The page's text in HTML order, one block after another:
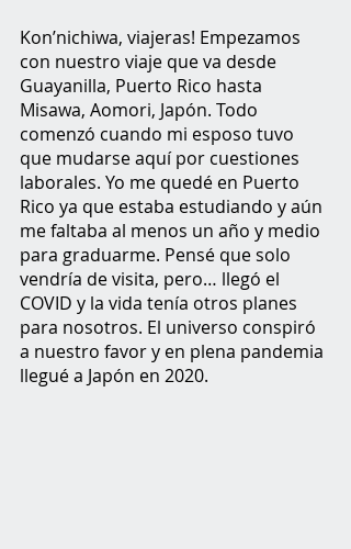
Kon’nichiwa, viajeras! Empezamos
con nuestro viaje que va desde
Guayanilla, Puerto Rico hasta
Misawa, Aomori, Japón. Todo
comenzó cuando mi esposo tuvo
que mudarse aquí por cuestiones
laborales. Yo me quedé en Puerto
Rico ya que estaba estudiando y aún
me faltaba al menos un año y medio
para graduarme. Pensé que solo
vendría de visita, pero… llegó el
COVID y la vida tenía otros planes
para nosotros. El universo conspiró
a nuestro favor y en plena pandemia
llegué a Japón en 2020.